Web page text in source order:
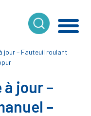
jour – Fauteuil roulant
jour –
–